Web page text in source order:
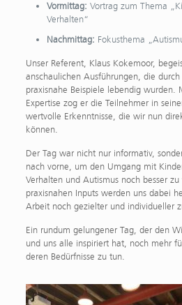
Vormittag: Vortrag zum Thema
Verhalten“
Nachmittag: Fokusthema
Unser Referent, Klaus Kokemoor,
anschaulichen Ausführungen, die
praxisnahe Beispiele lebendig wurden.
Expertise zog er die Teilnehmer in
wertvolle Erkenntnisse, die wir nun
können.
Der Tag war nicht nur informativ,
nach vorne, um den Umgang mit
Verhalten und Autismus noch besser
praxisnahen Inputs werden uns dabei
Arbeit noch gezielter und individueller
Ein rundum gelungener Tag, der den
und uns alle inspiriert hat, noch mehr
deren Bedürfnisse zu tun.